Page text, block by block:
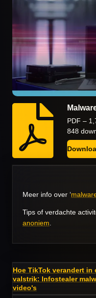
PDF –
848
Meer info over ‘
Tips of verdachte
anoniem
Hoe TikTok verandert in
valstrik: Infostealer
video's